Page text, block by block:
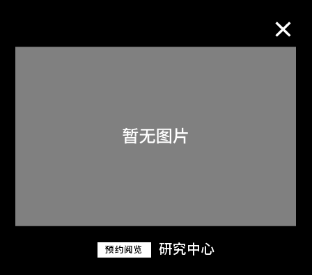
预约阅览 研究中心
关于M+藏品
探索世界顶级的二十及二十一世纪视觉